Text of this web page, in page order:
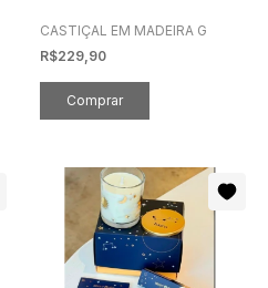
CASTIÇAL EM MADEIRA G
R$229,90